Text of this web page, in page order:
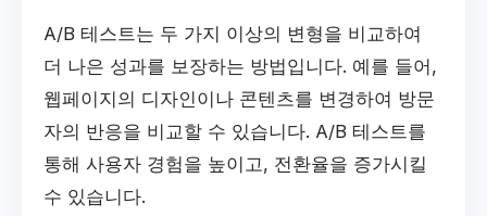
A/B 테스트는 두 가지 이상의 변형을 비교하여
더 나은 성과를 보장하는 방법입니다. 예를 들어,
웹페이지의 디자인이나 콘텐츠를 변경하여 방문
자의 반응을 비교할 수 있습니다. A/B 테스트를
통해 사용자 경험을 높이고, 전환율을 증가시킬
수 있습니다.